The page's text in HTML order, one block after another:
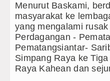
Harus Jadi Penggerak
Anak 2026, TP PKK
Kembali Amankan
Dana BOS
Menurut Baskami,
masyarakat ke
yang mengalami
Perdagangan -
Pematangsiantar-
Simpang Raya ke
Raya Kahean dan